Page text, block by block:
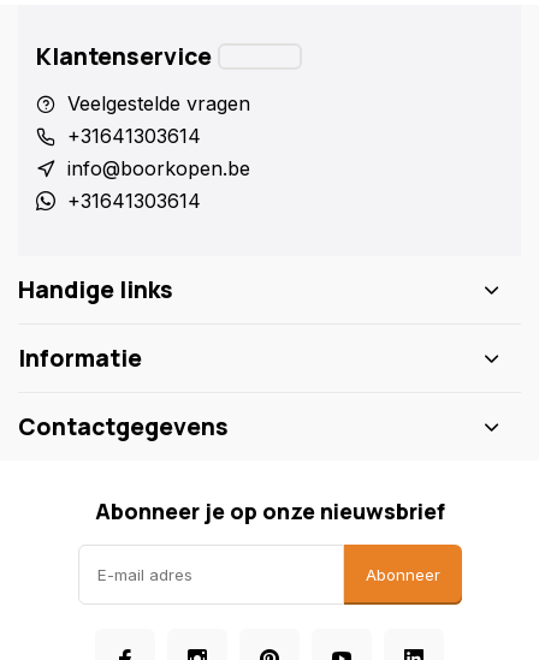
Klantenservice
Veelgestelde vragen
+31641303614
info@boorkopen.be
+31641303614
Handige links
Informatie
Contactgegevens
Abonneer je op onze nieuwsbrief
Abonneer